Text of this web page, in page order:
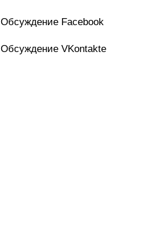
Обсуждение Facebook
Обсуждение VKontakte